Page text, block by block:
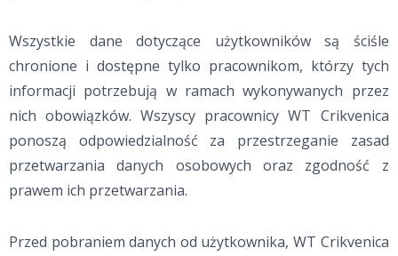
Wszystkie dane dotyczące użytkowników są ściśle
chronione i dostępne tylko pracownikom, którzy tych
informacji potrzebują w ramach wykonywanych przez
nich obowiązków. Wszyscy pracownicy WT Crikvenica
ponoszą odpowiedzialność za przestrzeganie zasad
przetwarzania danych osobowych oraz zgodność z
prawem ich przetwarzania.
Przed pobraniem danych od użytkownika, WT Crikvenica